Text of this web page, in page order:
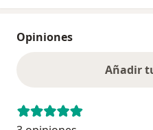
Opiniones
Añadir